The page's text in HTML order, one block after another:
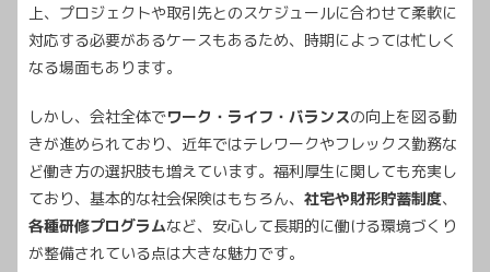
上、プロジェクトや取引先とのスケジュールに合わせて柔軟に
対応する必要があるケースもあるため、時期によっては忙しく
なる場面もあります。
しかし、会社全体でワーク・ライフ・バランスの向上を図る動
きが進められており、近年ではテレワークやフレックス勤務な
ど働き方の選択肢も増えています。福利厚生に関しても充実し
ており、基本的な社会保険はもちろん、 社宅や財形貯蓄制度、
各種研修プログラムなど、安心して長期的に働ける環境づくり
が整備されている点は大きな魅力です。